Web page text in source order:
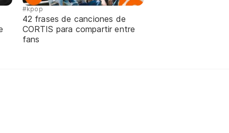
#kpop
42 frases de canciones de
CORTIS para compartir entre
fans